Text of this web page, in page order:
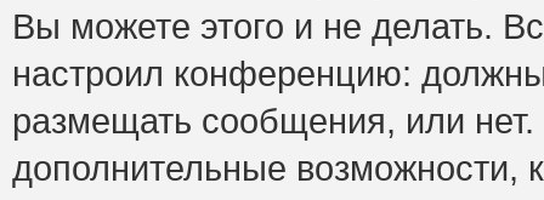
Вы можете этого и не делать.
настроил конференцию:
размещать сообщения, или
дополнительные возможности,